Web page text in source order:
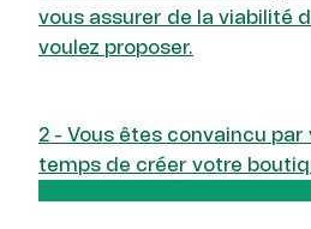
vous assurer de la viabilité
voulez proposer.
2 - Vous êtes convaincu par
temps de créer votre